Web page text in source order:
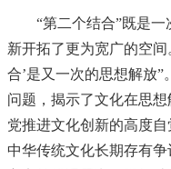
“第二个结合”既是一
新开拓了更为宽广的空
合’是又一次的思想解放
问题，揭示了文化在思
党推进文化创新的高度
中华传统文化长期存有